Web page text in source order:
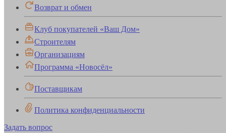
Возврат и обмен
Клуб покупателей «Ваш Дом»
Строителям
Организациям
Программа «Новосёл»
Поставщикам
Политика конфиденциальности
Задать вопрос